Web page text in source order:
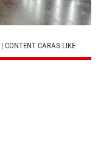
| CONTENT CARAS LIKE